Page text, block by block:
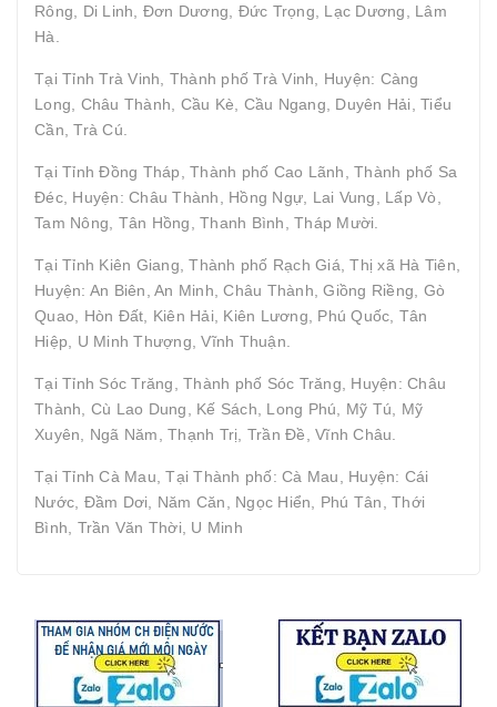
Rông, Di Linh, Đơn Dương, Đức Trọng, Lạc Dương, Lâm
Hà.
Tại Tỉnh Trà Vinh, Thành phố Trà Vinh, Huyện: Càng
Long, Châu Thành, Cầu Kè, Cầu Ngang, Duyên Hải, Tiểu
Cần, Trà Cú.
Tại Tỉnh Đồng Tháp, Thành phố Cao Lãnh, Thành phố Sa
Đéc, Huyện: Châu Thành, Hồng Ngự, Lai Vung, Lấp Vò,
Tam Nông, Tân Hồng, Thanh Bình, Tháp Mười.
Tại Tỉnh Kiên Giang, Thành phố Rạch Giá, Thị xã Hà Tiên,
Huyện: An Biên, An Minh, Châu Thành, Giồng Riềng, Gò
Quao, Hòn Đất, Kiên Hải, Kiên Lương, Phú Quốc, Tân
Hiệp, U Minh Thượng, Vĩnh Thuận.
Tại Tỉnh Sóc Trăng, Thành phố Sóc Trăng, Huyện: Châu
Thành, Cù Lao Dung, Kế Sách, Long Phú, Mỹ Tú, Mỹ
Xuyên, Ngã Năm, Thạnh Trị, Trần Đề, Vĩnh Châu.
Tại Tỉnh Cà Mau, Tại Thành phố: Cà Mau, Huyện: Cái
Nước, Đầm Dơi, Năm Căn, Ngọc Hiển, Phú Tân, Thới
Bình, Trần Văn Thời, U Minh